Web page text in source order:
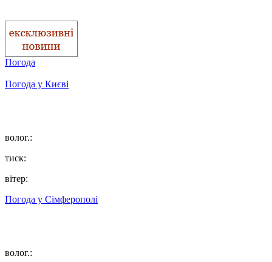
Погода
Погода у Києві
волог.:
тиск:
вітер:
Погода у Сімферополі
волог.: